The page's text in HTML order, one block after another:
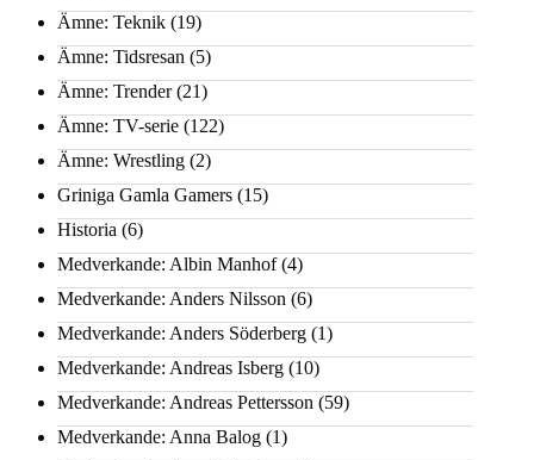
Ämne: Teknik (19)
Ämne: Tidsresan (5)
Ämne: Trender(21)
Ämne: TV-serie (122)
Ämne: Wrestling (2)
Griniga Gamla Gamers (15)
Historia (6)
Medverkande: Albin Manhof(4)
Medverkande: Anders Nilsson (6)
Medverkande: Anders Söderberg (1)
Medverkande: Andreas Isberg (10)
Medverkande: Andreas Pettersson (59)
Medverkande: Anna Balog (1)